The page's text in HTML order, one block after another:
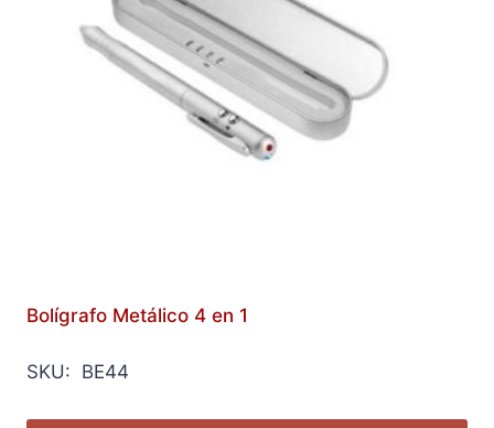
Bolígrafo Metálico 4 en 1
SKU: BE44